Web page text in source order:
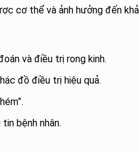
cơ thể và ảnh hưởng đến khả
và điều trị rong kinh.
đồ điều trị hiệu quả.
bệnh nhân.